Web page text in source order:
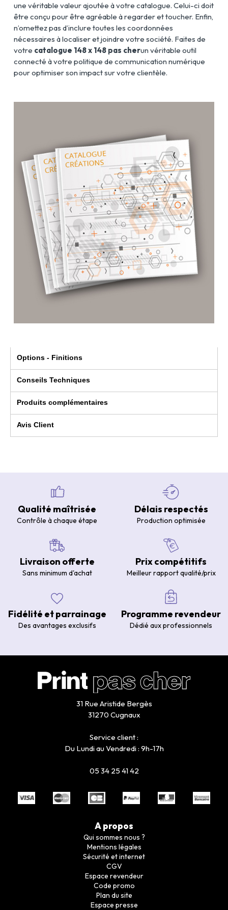
une véritable valeur ajoutée à votre catalogue. Celui-ci doit
être conçu pour être agréable à regarder et toucher. Enfin,
n’omettez pas d’inclure toutes les coordonnées
nécessaires à localiser et joindre votre société. Faites de
votre catalogue 148 x 148 pas cherun véritable outil
connecté à votre politique de communication numérique
pour optimiser son impact sur votre clientèle.
Options - Finitions
Conseils Techniques
Produits complémentaires
Avis Client
Qualité maîtrisée
Contrôle à chaque étape
Délais respectés
Production optimisée
Livraison offerte
Sans minimum d'achat
Prix compétitifs
Meilleur rapport qualité/prix
Fidélité et parrainage
Des avantages exclusifs
Programme revendeur
Dédié aux professionnels
31 Rue Aristide Bergès
31270 Cugnaux
Service client :
Du Lundi au Vendredi : 9h-17h
05 34 25 41 42
A propos
Qui sommes nous ?
Mentions légales
Sécurité et internet
CGV
Espace revendeur
Code promo
Plan du site
Espace presse